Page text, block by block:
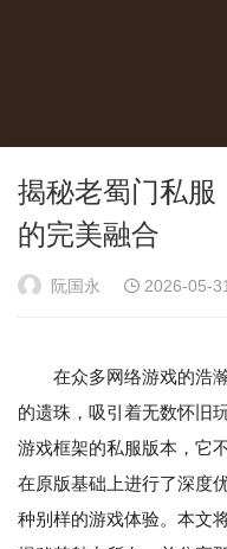
揭秘老蜀门私服
的完美融合
阮国永 2026-05-
在众多网络游戏的浩
的遗珠，吸引着无数怀旧
游戏框架的私服版本，它
在原版基础上进行了深度
种别样的游戏体验。本文